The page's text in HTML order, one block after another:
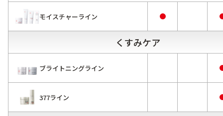
モイスチャーライン
くすみケア
ブライトニングライン
377ライン